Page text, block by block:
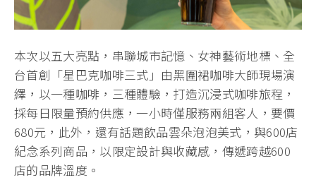
本次以五大亮點，串聯城市記憶、女神藝術地標、全
台首創「星巴克咖啡三式」由黑圍裙咖啡大師現場演
繹，以一種咖啡，三種體驗，打造沉浸式咖啡旅程，
採每日限量預約供應，一小時僅服務兩組客人，要價
680元，此外，還有話題飲品雲朵泡泡美式，與600店
紀念系列商品，以限定設計與收藏感，傳遞跨越600
店的品牌溫度。